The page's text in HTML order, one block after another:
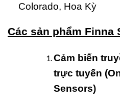
Colorado, Hoa Kỳ
Các sản phẩm Finna
Cảm biến
trực tuyến
Sensors)